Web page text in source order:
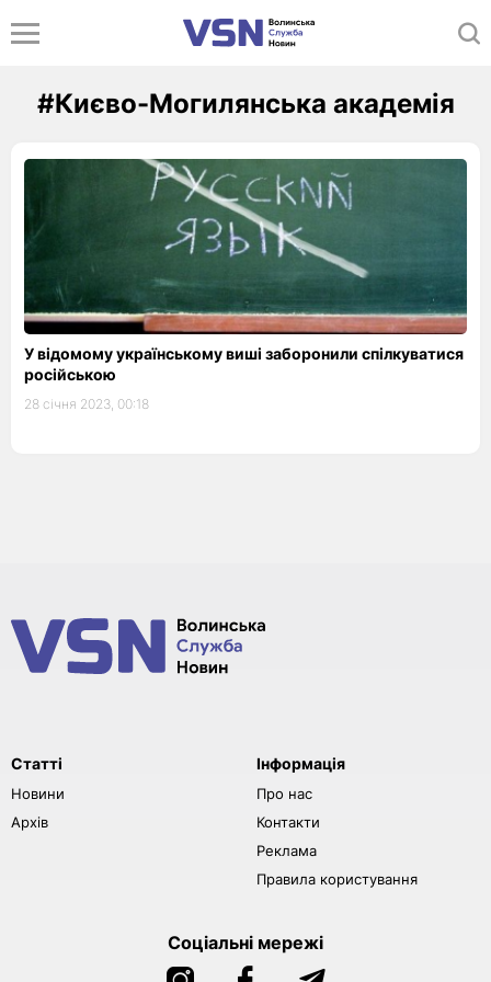
#Києво-Могилянська академія
У відомому українському виші заборонили спілкуватися
російською
28 січня 2023, 00:18
Статті
Новини
Архів
Інформація
Про нас
Контакти
Реклама
Правила користування
Соціальні мережі